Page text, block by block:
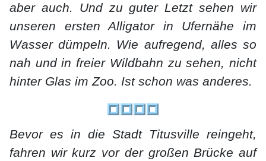
aber auch. Und zu guter Letzt sehen wir
unseren ersten Alligator in Ufernähe im
Wasser dümpeln. Wie aufregend, alles so
nah und in freier Wildbahn zu sehen, nicht
hinter Glas im Zoo. Ist schon was anderes.
Bevor es in die Stadt Titusville reingeht,
fahren wir kurz vor der großen Brücke auf